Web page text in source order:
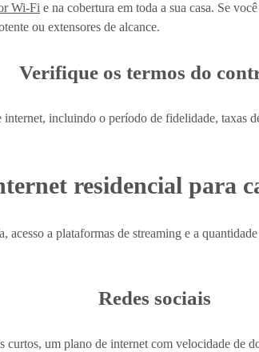
Wi-Fi e na cobertura em toda a sua casa. Se
ou extensores de alcance.
Verifique os termos do
incluindo o período de fidelidade, taxas
residencial para
acesso a plataformas de streaming e a
Redes sociais
curtos, um plano de internet com velocidade de